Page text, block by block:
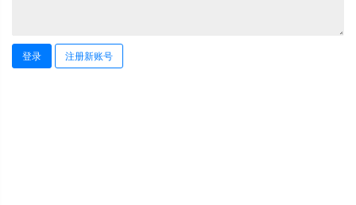
登录 注册新账号